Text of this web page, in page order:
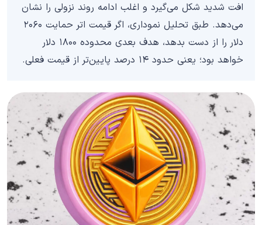
افت شدید شکل می‌گیرد و اغلب ادامه روند نزولی را نشان
می‌دهد. طبق تحلیل نموداری، اگر قیمت اتر حمایت ۲۰۶۰
دلار را از دست بدهد، هدف بعدی محدوده ۱۸۰۰ دلار
خواهد بود؛ یعنی حدود ۱۴ درصد پایین‌تر از قیمت فعلی.